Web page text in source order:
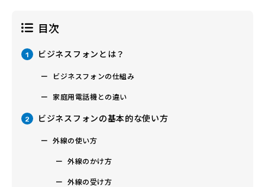
目次
1 ビジネスフォンとは？
ビジネスフォンの仕組み
家庭用電話機との違い
2 ビジネスフォンの基本的な使い方
外線の使い方
外線のかけ方
外線の受け方